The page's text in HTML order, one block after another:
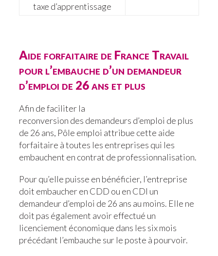
taxe d’apprentissage
Aide forfaitaire de France Travail
pour l’embauche d’un demandeur
d’emploi de 26 ans et plus
Afin de faciliter la
reconversion des demandeurs d’emploi de plus
de 26 ans, Pôle emploi attribue cette aide
forfaitaire à toutes les entreprises qui les
embauchent en contrat de professionnalisation.
Pour qu’elle puisse en bénéficier, l’entreprise
doit embaucher en CDD ou en CDI un
demandeur d’emploi de 26 ans au moins. Elle ne
doit pas également avoir effectué un
licenciement économique dans les six mois
précédant l’embauche sur le poste à pourvoir.